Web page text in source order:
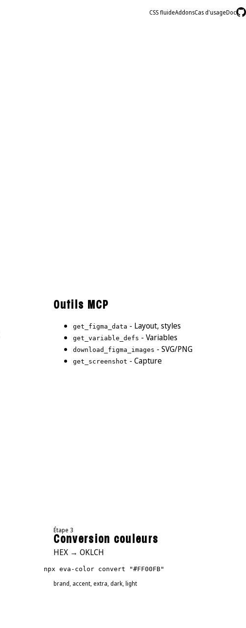
CSS fluideAddonsCas d'usageDoc
Outils MCP
get_figma_data - Layout, styles
get_variable_defs - Variables
download_figma_images - SVG/PNG
get_screenshot - Capture
Étape 3
Conversion couleurs
HEX → OKLCH
npx eva-color convert "#FF00FB"
brand, accent, extra, dark, light